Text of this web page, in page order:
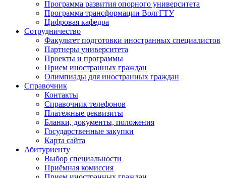
Программа развития опорного университета
Программа трансформации ВолгГТУ
Цифровая кафедра
Сотрудничество
Факультет подготовки иностранных специалистов
Партнеры университета
Проекты и программы
Прием иностранных граждан
Олимпиады для иностранных граждан
Справочник
Контакты
Справочник телефонов
Платежные реквизиты
Бланки, документы, положения
Государственные закупки
Карта сайта
Абитуриенту
Выбор специальности
Приёмная комиссия